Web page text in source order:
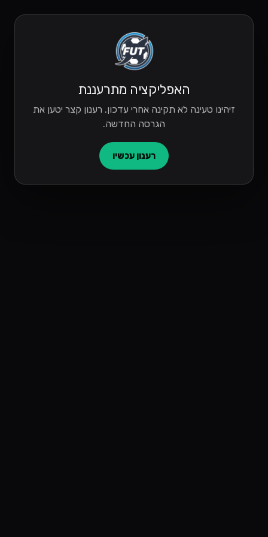
האפליקציה מתרעננת
זיהינו טעינה לא תקינה אחרי עדכון. רענון קצר יטען את
הגרסה החדשה.
רענון עכשיו